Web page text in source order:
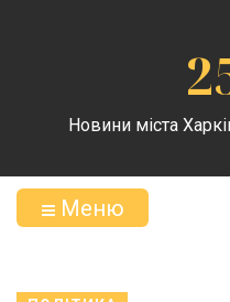
Новини міста
Меню